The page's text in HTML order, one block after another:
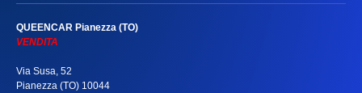
QUEENCAR Pianezza (TO)
VENDITA
Via Susa, 52
Pianezza (TO) 10044